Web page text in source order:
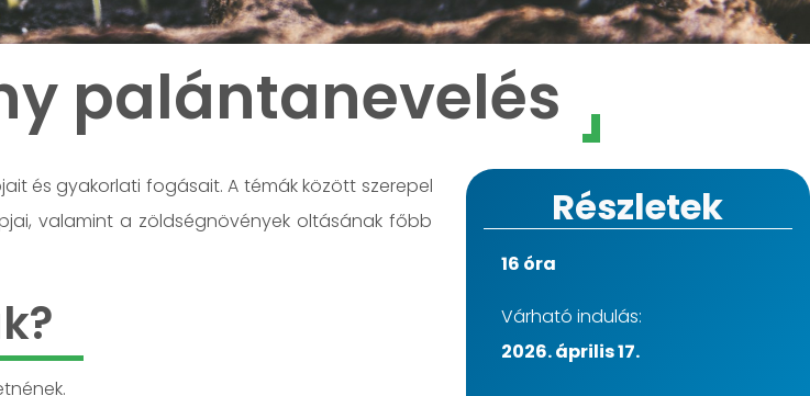
palántanevelés
és gyakorlati fogásait. A témák között szerepel
valamint a zöldségnövények oltásának főbb
Részletek
16 óra
Várható indulás:
2026. április 17.